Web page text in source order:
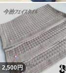
2,500円